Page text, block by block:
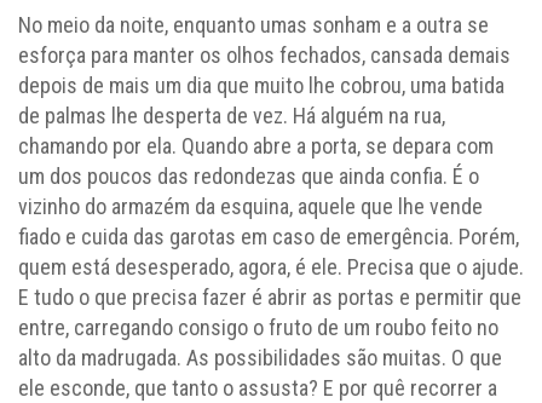
No meio da noite, enquanto umas sonham e a outra se
esforça para manter os olhos fechados, cansada demais
depois de mais um dia que muito lhe cobrou, uma batida
de palmas lhe desperta de vez. Há alguém na rua,
chamando por ela. Quando abre a porta, se depara com
um dos poucos das redondezas que ainda confia. É o
vizinho do armazém da esquina, aquele que lhe vende
fiado e cuida das garotas em caso de emergência. Porém,
quem está desesperado, agora, é ele. Precisa que o ajude.
E tudo o que precisa fazer é abrir as portas e permitir que
entre, carregando consigo o fruto de um roubo feito no
alto da madrugada. As possibilidades são muitas. O que
ele esconde, que tanto o assusta? E por quê recorrer a